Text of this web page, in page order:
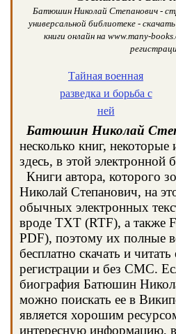
Батюшин Николай Степанович -
универсальной библиотеке -
книги онлайн на www.many-
Тайная военная
разведка и борьба с
ней
Батюшин Николай
несколько книг,
здесь, в этой электронной
Книги автора, которого
Николай Степанович, на
обычных электронных
вроде TXT (RTF), а также
PDF), поэтому их полные
бесплатно скачать и
регистрации и без СМС.
биография Батюшин
можно поискать ее в
является хорошим
интересную информацию,